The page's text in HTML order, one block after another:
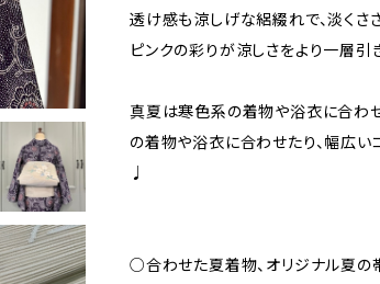
透け感も涼しげな絽綴れで、淡くさ
ピンクの彩りが涼しさをより一層引
真夏は寒色系の着物や浴衣に合わ
の着物や浴衣に合わせたり、幅広い
♩
○合わせた夏着物、オリジナル夏の